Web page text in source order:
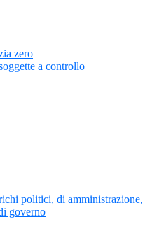
zero
a controllo
politici, di amministrazione,
governo